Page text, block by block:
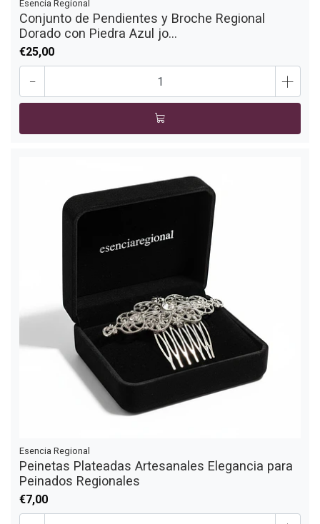
Esencia Regional
Conjunto de Pendientes y Broche Regional
Dorado con Piedra Azul jo...
€25,00
- +
Esencia Regional
Peinetas Plateadas Artesanales Elegancia para
Peinados Regionales
€7,00